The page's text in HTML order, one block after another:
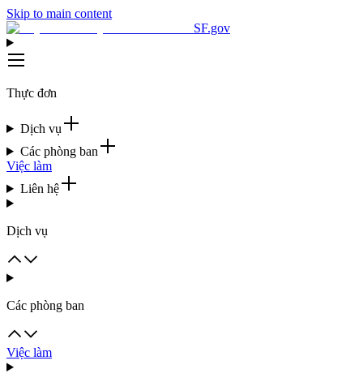
Skip to main content
SF.gov
Thực đơn
Dịch vụ
Các phòng ban
Việc làm
Liên hệ
Dịch vụ
Các phòng ban
Việc làm